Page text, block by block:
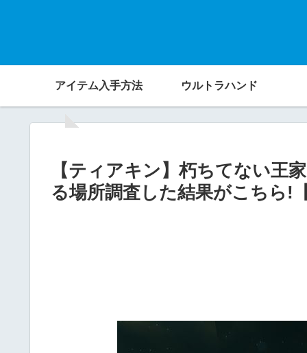
アイテム入手方法 ウルトラハンド
【ティアキン】朽ちてない王
る場所調査した結果がこちら!